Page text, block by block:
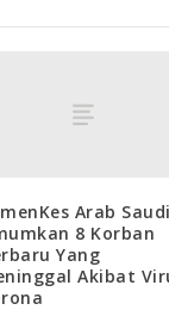
Arab
8 Korban
Yang
Akibat